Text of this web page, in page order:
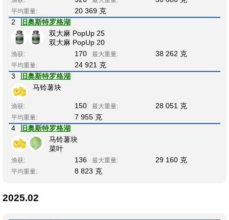
平均重量:
20 369 克
2
旧奥斯特罗格湖
双大麻 PopUp 25
双大麻 PopUp 20
渔获: 170 最大重量: 38 262 克
平均重量:
24 921 克
3
旧奥斯特罗格湖
马铃薯块
渔获: 150 最大重量: 28 051 克
平均重量:
7 955 克
4
旧奥斯特罗格湖
马铃薯块
菜叶
渔获: 136 最大重量: 29 160 克
平均重量: 8 823 克
2025.02